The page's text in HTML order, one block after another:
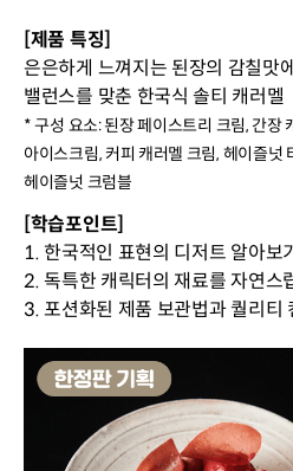
[제품 특징]
은은하게 느껴지는 된장의 감칠맛
밸런스를 맞춘 한국식 솔티 캐러멜
* 구성 요소: 된장 페이스트리 크림, 간장
아이스크림, 커피 캐러멜 크림, 헤이즐넛
헤이즐넛 크럼블
[학습포인트]
1. 한국적인 표현의 디저트 알아보기
2. 독특한 캐릭터의 재료를 자연스
3. 포션화된 제품 보관법과 퀄리티